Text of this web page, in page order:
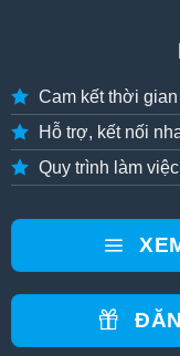
Cam kết thời
Hỗ trợ, kết nối
Quy trình làm